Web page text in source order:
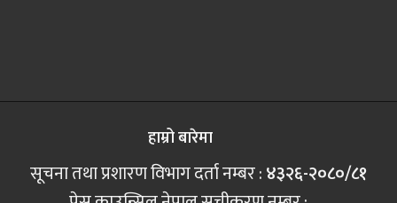
हाम्रो बारेमा
सूचना तथा प्रशारण विभाग दर्ता नम्बर :४३२६-२०८०/८१